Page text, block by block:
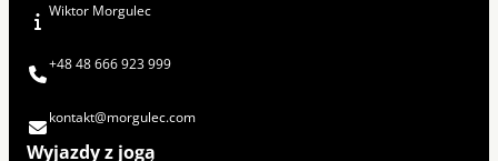
Wiktor Morgulec
+48 48 666 923 999
kontakt@morgulec.com
Wyjazdy z jogą